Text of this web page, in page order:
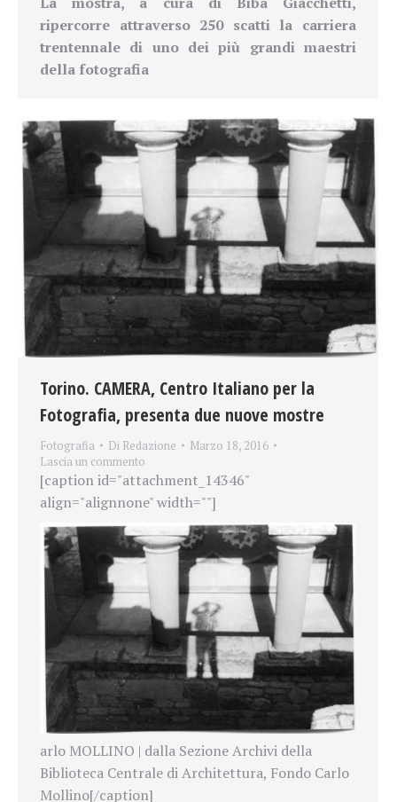
ripercorre attraverso 250 scatti la carriera
trentennale di uno dei più grandi maestri
della fotografia
Torino. CAMERA, Centro Italiano per la
Fotografia, presenta due nuove mostre
Fotografia Di Redazione
Marzo 18, 2016
Lascia un commento
[caption id="attachment_14346"
align="alignnone" width=""]
arlo MOLLINO | dalla Sezione Archivi della
Biblioteca Centrale di Architettura, Fondo Carlo
Mollino[/caption]